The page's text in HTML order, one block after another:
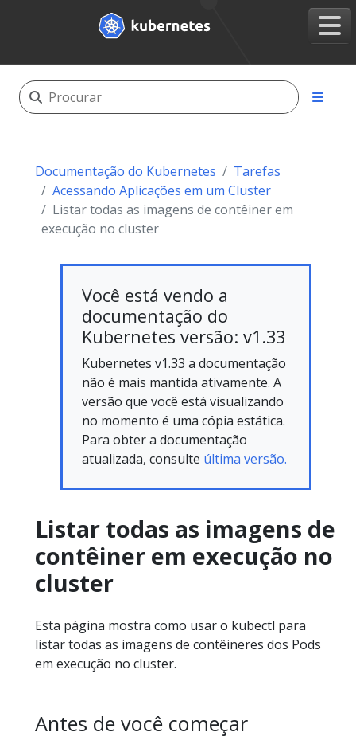
Documentação do Kubernetes
Tarefas
Acessando Aplicações em um Cluster
Listar todas as imagens de contêiner em
execução no cluster
Você está vendo a
documentação do
Kubernetes versão: v1.33
Kubernetes v1.33 a documentação
não é mais mantida ativamente. A
versão que você está visualizando
no momento é uma cópia estática.
Para obter a documentação
atualizada, consulte última versão.
Listar todas as imagens de
contêiner em execução no
cluster
Esta página mostra como usar o kubectl para
listar todas as imagens de contêineres dos Pods
em execução no cluster.
Antes de você começar